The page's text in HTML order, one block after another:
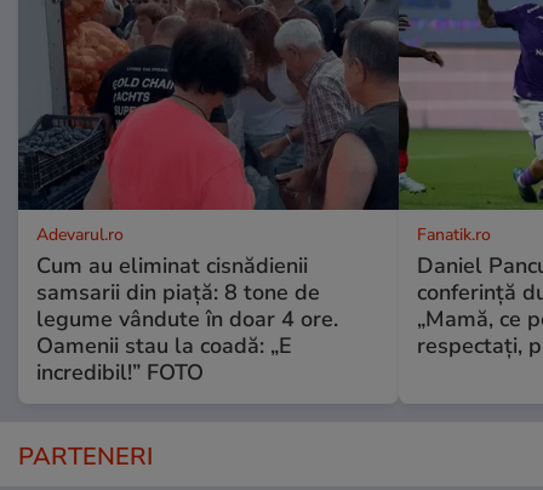
Adevarul.ro
Cum au eliminat cisnădienii
samsarii din piață: 8 tone de
legume vândute în doar 4 ore.
Oamenii stau la coadă: „E
incredibil!” FOTO
Fanatik.ro
Daniel
conferință
„Mamă, ce
respectați,
PARTENERI